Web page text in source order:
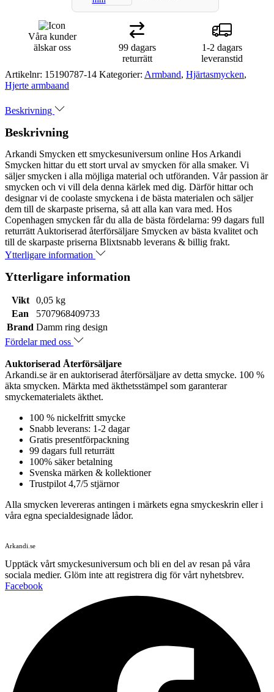
Våra kunder
älskar oss
99 dagars
returrätt
1-2 dagars
leveranstid
Artikelnr: 15190787-14 Kategorier: Armband, Hjärtasmycken,
Hjerte armbaand
Beskrivning
Beskrivning
Arkandi Smycken ett smyckesuniversum online Hos Arkandi
Smycken hittar du ett stort urval av smycken för alla smaker. Vi
säljer smycken i alla möjliga material och utföranden. Vår passion är
smycken och vi vill dela denna kärlek med dig. Därför hittar och
designar vi de coolaste smyckena i de bästa materialen och säljer
dem till de skarpaste priserna, så att alla kan vara med. Hos
Copenhagen smycken får du alla de bästa fördelarna: 99 dagars full
returrätt Auktoriserad återförsäljare Smycken av bästa kvalitet och
till de skarpaste priserna Blixtsnabb leverans & billig frakt.
Ytterligare information
Ytterligare information
Vikt
0,05 kg
Ean
5707968409733
Brand Damm ring design
Fördelar med oss
Auktoriserad Återförsäljare
Arkandi.se är en auktoriserad återförsäljare av detta smycke. 100 %
äkta smycken. Märkta med äkthetsstämpel som garanterar
smyckematerialets äkthet.
100 % nickelfritt smycke
Snabb leverans: 1-2 dagar
Gratis presentförpackning
99 dagars full returrätt
100% säker betalning
Svenska märken & kollektioner
Trustpilot 4,7/5 stjärnor
Alla smycken levereras antingen i märkets egna smyckeskrin eller i
våra egna specialdesignade lådor.
Arkandi.se
Upptäck vårt smyckesuniversum och bli en del av resan på våra
sociala medier. Glöm inte att registrera dig för vårt nyhetsbrev.
Facebook